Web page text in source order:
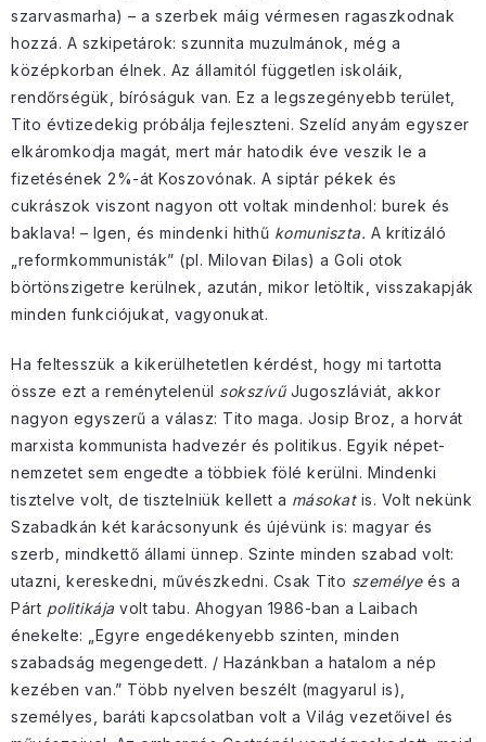
szarvasmarha) – a szerbek máig vérmesen ragaszkodnak
hozzá. A szkipetárok: szunnita muzulmánok, még a
középkorban élnek. Az államitól független iskoláik,
rendőrségük, bíróságuk van. Ez a legszegényebb terület,
Tito évtizedekig próbálja fejleszteni. Szelíd anyám egyszer
elkáromkodja magát, mert már hatodik éve veszik le a
fizetésének 2%-át Koszovónak. A siptár pékek és
cukrászok viszont nagyon ott voltak mindenhol: burek és
baklava! – Igen, és mindenki hithű komuniszta. A kritizáló
„reformkommunisták” (pl. Milovan Đilas) a Goli otok
börtönszigetre kerülnek, azután, mikor letöltik, visszakapják
minden funkciójukat, vagyonukat.
Ha feltesszük a kikerülhetetlen kérdést, hogy mi tartotta
össze ezt a reménytelenül sokszívűJugoszláviát, akkor
nagyon egyszerű a válasz: Tito maga. Josip Broz, a horvát
marxista kommunista hadvezér és politikus. Egyik népet-
nemzetet sem engedte a többiek fölé kerülni. Mindenki
tisztelve volt, de tisztelniük kellett a másokatis. Volt nekünk
Szabadkán két karácsonyunk és újévünk is: magyar és
szerb, mindkettő állami ünnep. Szinte minden szabad volt:
utazni, kereskedni, művészkedni. Csak Tito személyeés a
Párt politikájavolt tabu. Ahogyan 1986-ban a Laibach
énekelte: „Egyre engedékenyebb szinten, minden
szabadság megengedett. / Hazánkban a hatalom a nép
kezében van.” Több nyelven beszélt (magyarul is),
személyes, baráti kapcsolatban volt a Világ vezetőivel és